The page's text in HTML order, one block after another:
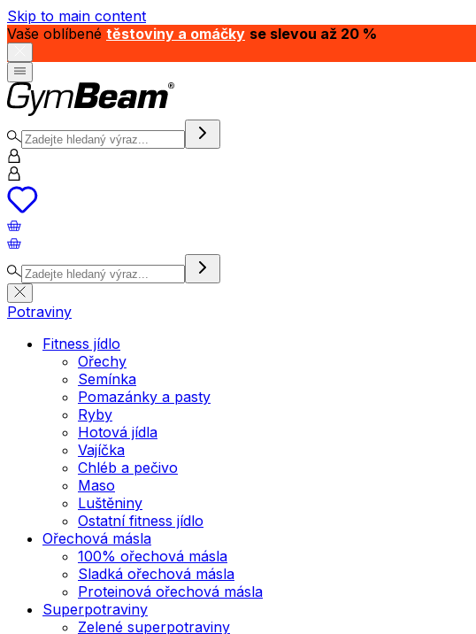
Skip to main content
Vaše oblíbené těstoviny a omáčky se slevou až 20 %
Potraviny
Fitness jídlo
Ořechy
Semínka
Pomazánky a pasty
Ryby
Hotová jídla
Vajíčka
Chléb a pečivo
Maso
Luštěniny
Ostatní fitness jídlo
Ořechová másla
100% ořechová másla
Sladká ořechová másla
Proteinová ořechová másla
Superpotraviny
Zelené superpotraviny